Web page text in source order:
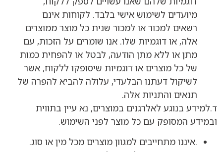
מיועדים לשימוש אישי בלבד. לקוחות אינם
רשאים למכור או למכור שנית כל מוצר ממוצרים
אלה, או דוגמיות שלו. אנו שומרים על הזכות, עם
מתן או ללא מתן הודעה, לבטל או להפחית כמות
של כל מוצרים או דוגמיות שיסופקו ללקוח, אשר
לשיקול דעתנו הבלעדי, עלולה להביא להפרה של
תנאים והתניות אלה.
ד.למידע בנוגע לאלרגנים במוצרים, נא עיין בתווית
ובמידע המסופק עם כל מוצר לפני השימוש.
.איננו מתחייבים למגוון מוצרים מכל מין או סוג.